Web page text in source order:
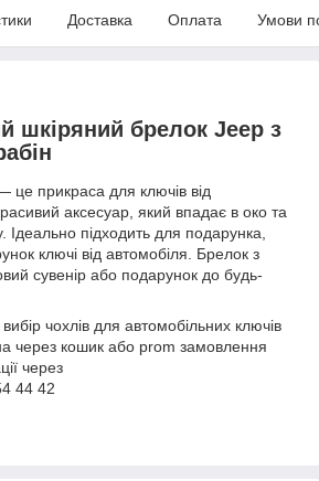
Доставка Оплата Умови
шкіряний брелок Jeep з
це прикраса для ключів від
аксесуар, який впадає в око та
Ідеально підходить для подарунка,
ключі від автомобіля. Брелок з
сувенір або подарунок до будь-
чохлів для автомобільних ключів
через кошик або prom замовлення
через
44 42